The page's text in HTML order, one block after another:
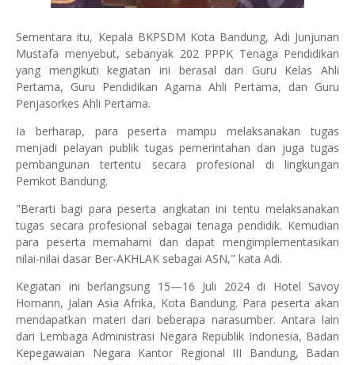
Sementara itu, Kepala BKPSDM Kota Bandung, Adi Junjunan
Mustafa menyebut, sebanyak 202 PPPK Tenaga Pendidikan
yang mengikuti kegiatan ini berasal dari Guru Kelas Ahli
Pertama, Guru Pendidikan Agama Ahli Pertama, dan Guru
Penjasorkes Ahli Pertama.
Ia berharap, para peserta mampu melaksanakan tugas
menjadi pelayan publik tugas pemerintahan dan juga tugas
pembangunan tertentu secara profesional di lingkungan
Pemkot Bandung.
"Berarti bagi para peserta angkatan ini tentu melaksanakan
tugas secara profesional sebagai tenaga pendidik. Kemudian
para peserta memahami dan dapat mengimplementasikan
nilai-nilai dasar Ber-AKHLAK sebagai ASN," kata Adi.
Kegiatan ini berlangsung 15—16 Juli 2024 di Hotel Savoy
Homann, Jalan Asia Afrika, Kota Bandung. Para peserta akan
mendapatkan materi dari beberapa narasumber. Antara lain
dari Lembaga Administrasi Negara Republik Indonesia, Badan
Kepegawaian Negara Kantor Regional III Bandung, Badan